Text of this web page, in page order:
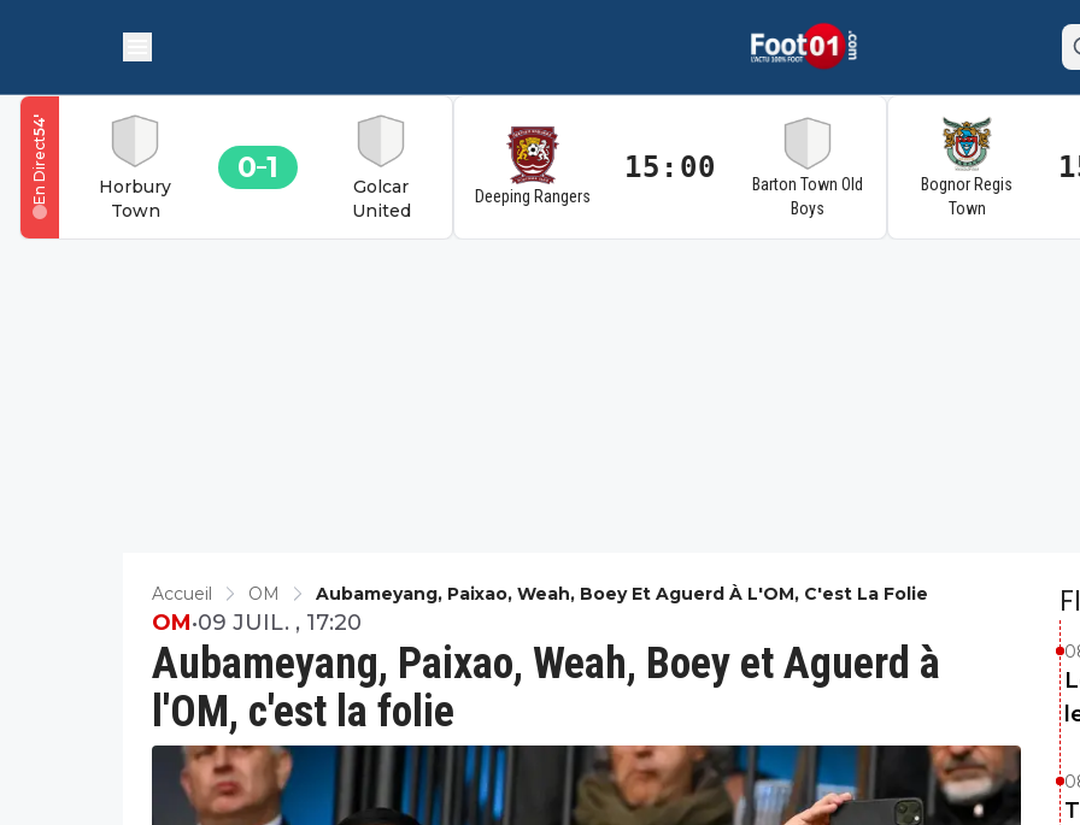
Horbury
Town
0 1
Golcar
United
54
'
En Direct Deeping Rangers
15:00
Barton Town Old
Boys
Bognor Regis
Town
Accueil OM Aubameyang, Paixao, Weah, Boey Et Aguerd À L'OM, C'est La Folie
Aubameyang, Paixao, Weah, Boey et Aguerd à
l'OM, c'est la folie
OM•09 JUIL. , 17:20